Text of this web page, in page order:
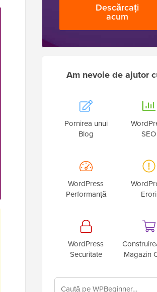
Descărcați
acum
Am nevoie de ajutor
Pornirea unui
Blog
SEO
WordPress
Performanță
Erori
WordPress
Securitate
Magazin